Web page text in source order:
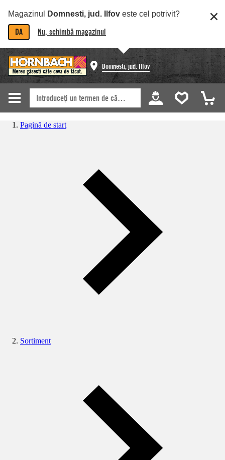
Magazinul Domnesti, jud. Ilfov este cel potrivit?
DA Nu, schimbă magazinul
Domnesti, jud. Ilfov
Pagină de start
Sortiment